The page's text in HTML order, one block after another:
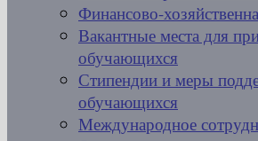
Финансово-
Вакантные места для
обучающихся
Стипендии и меры
обучающихся
Международное